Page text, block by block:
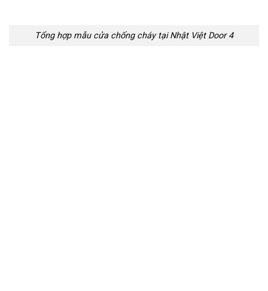
Tổng hợp mẫu cửa chống cháy tại Nhật Việt Door 4